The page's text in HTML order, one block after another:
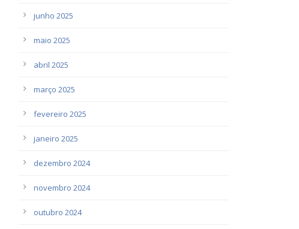
junho 2025
maio 2025
abril 2025
março 2025
fevereiro 2025
janeiro 2025
dezembro 2024
novembro 2024
outubro 2024